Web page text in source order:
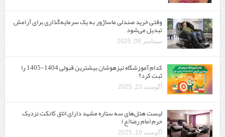
وقتی خرید صندلی ماساژور به یک سرمایه‌گذاری برای آرامش
تبدیل می‌شود
سپتامبر 06, 2025
کدام آموزشگاه تیزهوشان بیشترین قبولی 1404-1405 را
ثبت کرد؟
آگوست 23, 2025
لیست هتل‌های سه ستاره مشهد دارای اتاق کانکت نزدیک
حرم امام رضا(ع)
آگوست 10, 2025